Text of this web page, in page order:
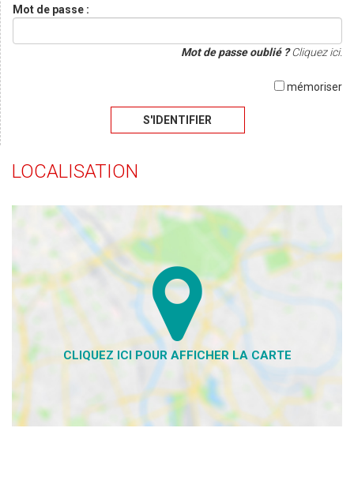
Mot de passe :
Mot de passe oublié ?Cliquez ici.
mémoriser
S'IDENTIFIER
LOCALISATION